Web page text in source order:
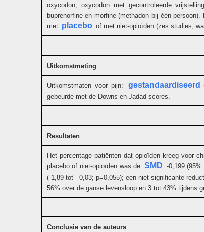
oxycodon, oxycodon met gecontroleerde
buprenorfine en morfine (methadon bij één
met placebo of met niet-opioïden (zes studies,
Uitkomstmeting
Uitkomstmaten voor pijn:
gebeurde met de Downs en Jadad scores.
Resultaten
Het percentage patiënten dat opioïden kreeg voor
placebo of niet-opioïden was de SMD -0,199 (95%
(-1,89 tot - 0,03; p=0,055); een niet-significante
56% over de ganse levensloop en 3 tot 43% tijdens
Conclusie van de auteurs